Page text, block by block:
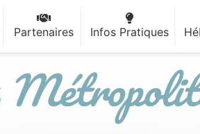
Partenaires Infos Pratiques
Métro